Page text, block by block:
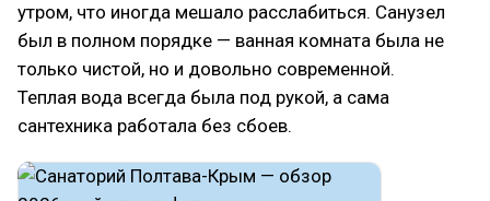
утром, что иногда мешало расслабиться. Санузел
был в полном порядке — ванная комната была не
только чистой, но и довольно современной.
Теплая вода всегда была под рукой, а сама
сантехника работала без сбоев.